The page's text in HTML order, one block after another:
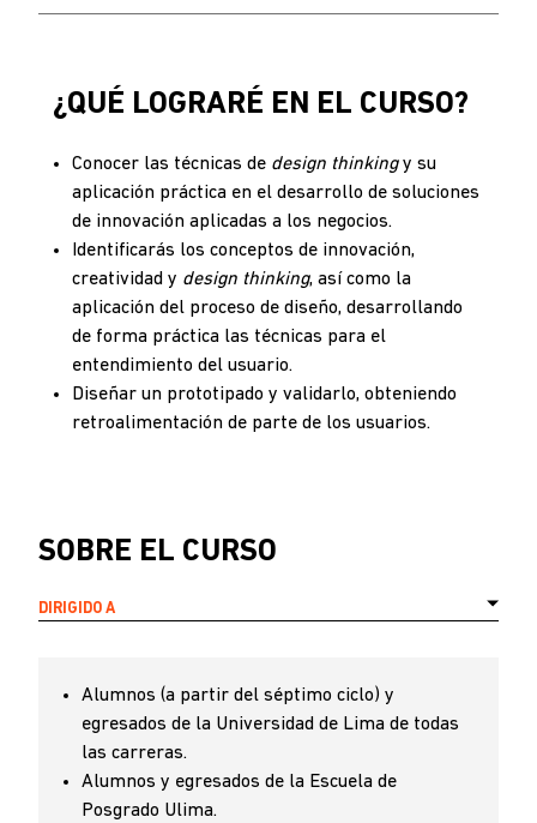
¿QUÉ LOGRARÉ EN EL CURSO?
Conocer las técnicas de design thinkingy su
aplicación práctica en el desarrollo de soluciones
de innovación aplicadas a los negocios.
Identificarás los conceptos de innovación,
creatividad y design thinking, así como la
aplicación del proceso de diseño, desarrollando
de forma práctica las técnicas para el
entendimiento del usuario.
Diseñar un prototipado y validarlo, obteniendo
retroalimentación de parte de los usuarios.
SOBRE EL CURSO
DIRIGIDO A
Alumnos (a partir del séptimo ciclo) y
egresados de la Universidad de Lima de todas
las carreras.
Alumnos y egresados de la Escuela de
Posgrado Ulima.